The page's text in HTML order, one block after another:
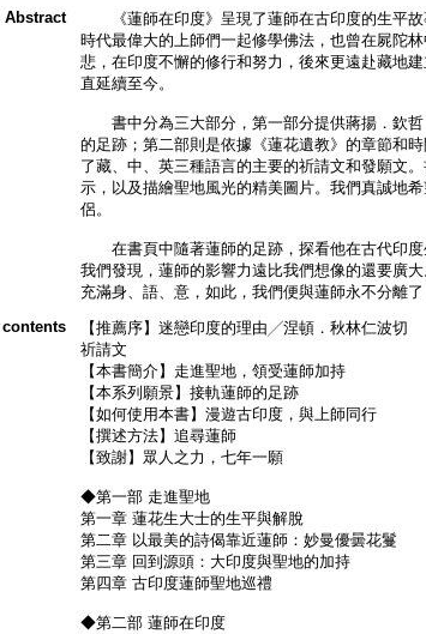
Abstract
《蓮師在印度》呈現了蓮師在古印度的生平故
時代最偉大的上師們一起修學佛法，也曾在屍陀
悲，在印度不懈的修行和努力，後來更遠赴藏地
直延續至今。
書中分為三大部分，第一部分提供蔣揚．欽哲
的足跡；第二部則是依據《蓮花遺教》的章節和
了藏、中、英三種語言的主要的祈請文和發願文
示，以及描繪聖地風光的精美圖片。我們真誠地
侶。
在書頁中隨著蓮師的足跡，探看他在古代印度
我們發現，蓮師的影響力遠比我們想像的還要廣
充滿身、語、意，如此，我們便與蓮師永不分離了
【推薦序】迷戀印度的理由╱涅頓．秋林仁波切
祈請文
【本書簡介】走進聖地，領受蓮師加持
【本系列願景】接軌蓮師的足跡
【如何使用本書】漫遊古印度，與上師同行
【撰述方法】追尋蓮師
【致謝】眾人之力，七年一願
◆第一部 走進聖地
第一章 蓮花生大士的生平與解脫
第二章 以最美的詩偈靠近蓮師：妙曼優曇花鬘
第三章 回到源頭：大印度與聖地的加持
第四章 古印度蓮師聖地巡禮
◆第二部 蓮師在印度